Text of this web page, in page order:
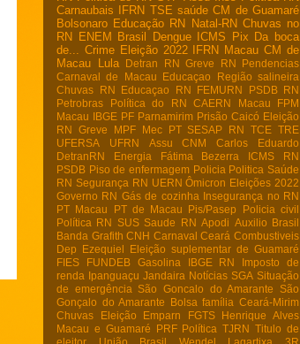
Carnaubais
IFRN TSE saúde CM de Guamaré
Bolsonaro Educação RN Natal-RN Chuvas no
RN
ENEM Brasil Dengue ICMS Pix Da boca
de...
Crime Eleição 2022 IFRN Macau CM de
Macau
Lula Detran RN Greve RN
Pendencias
Carnaval de Macau
Educaçao
Região salineira
Chuvas RN
Educaçao RN FEMURN
PSDB RN
Petrobras
Política do RN CAERN Macau
FPM
Macau IBGE PF Parnamirim Prisão Caicó Eleição
RN
Greve MPF Mec PT SESAP RN TCE TRE
UFERSA
UFRN Assu CNM
Carlos Eduardo
DetranRN
Energia Fátima Bezerra
ICMS RN
PSDB Piso de enfermagem Policia Politica Saúde
RN Segurança RN UERN Ômicron Eleições 2022
Governo RN Gás de cozinha Insegurança no RN
PT Macau
PT de Macau Pis/Pasep
Policia civil
Política RN
SUS Saude RN Apodi Auxilio Brasil
Banda Grafith CNH Carnaval Ceará Combustiveis
Dep Ezequiel
Eleição suplementar de Guamaré
FIES
FUNDEB Gasolina IBGE RN
Imposto de
renda Ipanguaçu Jandaira Notícias SGA Situação
de emergência
São Goncalo do Amarante
São
Gonçalo do Amarante
Bolsa família Ceará-Mirim
Chuvas
Eleição Emparn FGTS
Henrique Alves
Macau e Guamaré
PRF Política TJRN Titulo de